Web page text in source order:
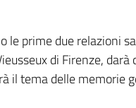
le prime due relazioni
di Firenze,
il tema delle memorie